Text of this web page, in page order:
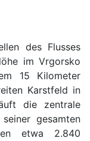
des Flusses
im Vrgorsko
15 Kilometer
Karstfeld in
die zentrale
gesamten
etwa 2.840